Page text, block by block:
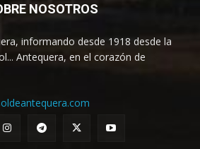
NOSOTROS
informando desde 1918 desde la
Antequera, en el corazón de